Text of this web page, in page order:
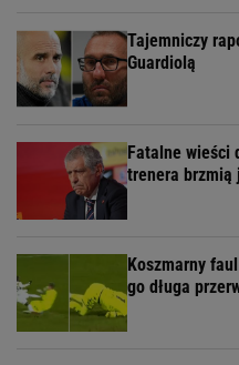
Tajemniczy
Guardiolą
Fatalne wieści
trenera brzmią
Koszmarny
go długa